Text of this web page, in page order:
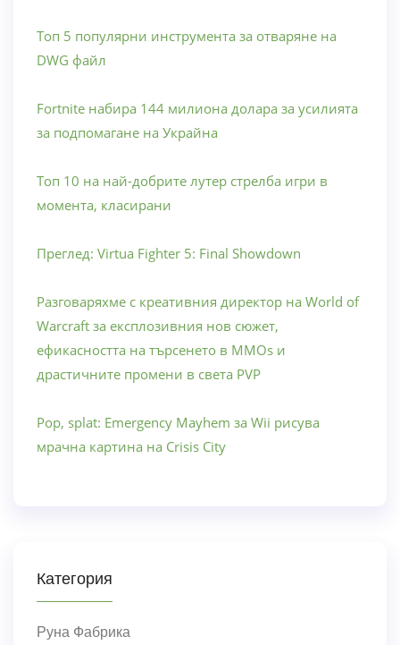
Топ 5 популярни инструмента за отваряне на
DWG файл
Fortnite набира 144 милиона долара за усилията
за подпомагане на Украйна
Топ 10 на най-добрите лутер стрелба игри в
момента, класирани
Преглед: Virtua Fighter 5: Final Showdown
Разговаряхме с креативния директор на World of
Warcraft за експлозивния нов сюжет,
ефикасността на търсенето в MMOs и
драстичните промени в света PVP
Pop, splat: Emergency Mayhem за Wii рисува
мрачна картина на Crisis City
Категория
Руна Фабрика